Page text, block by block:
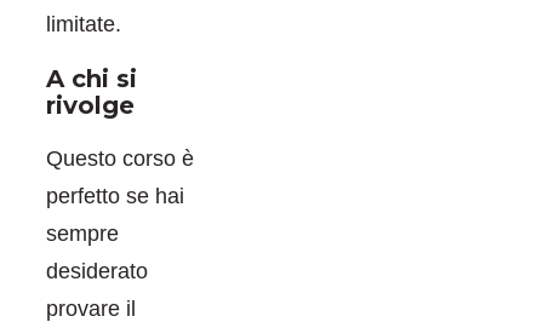
limitate.
A chi si
rivolge
Questo corso è
perfetto se hai
sempre
desiderato
provare il